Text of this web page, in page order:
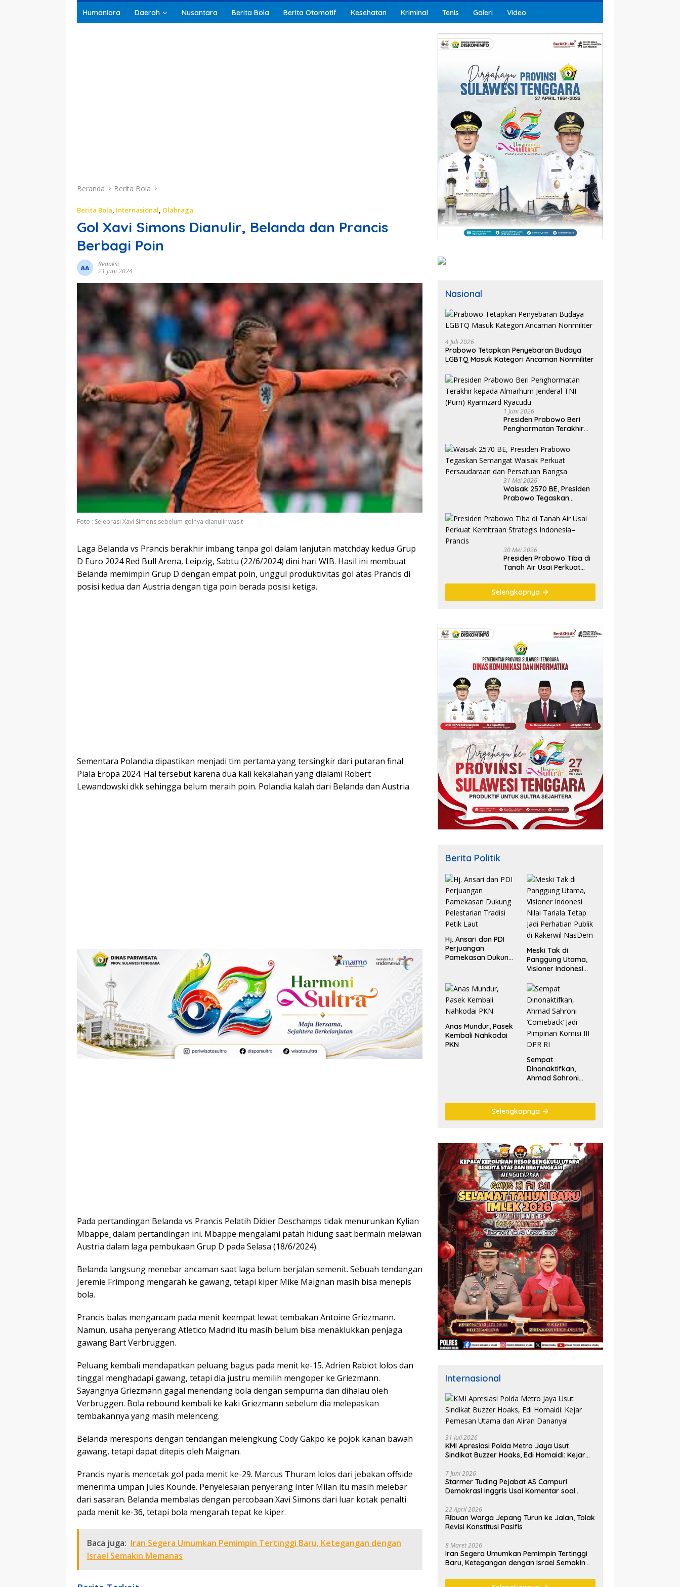
Humaniora Daerah Nusantara Berita Bola Berita Otomotif Kesehatan Kriminal Tenis Galeri Video
Beranda Berita Bola
Berita Bola Internasional Olahraga
Gol Xavi Simons Dianulir, Belanda dan Prancis
Berbagi Poin
Redaksi
21 Juni 2024
Foto : Selebrasi Xavi Simons sebelum golnya dianulir wasit
Laga Belanda vs Prancis berakhir imbang tanpa gol dalam lanjutan matchday kedua Grup
D Euro 2024 Red Bull Arena, Leipzig, Sabtu (22/6/2024) dini hari WIB. Hasil ini membuat
Belanda memimpin Grup D dengan empat poin, unggul produktivitas gol atas Prancis di
posisi kedua dan Austria dengan tiga poin berada posisi ketiga.
Sementara Polandia dipastikan menjadi tim pertama yang tersingkir dari putaran final
Piala Eropa 2024. Hal tersebut karena dua kali kekalahan yang dialami Robert
Lewandowski dkk sehingga belum meraih poin. Polandia kalah dari Belanda dan Austria.
Pada pertandingan Belanda vs Prancis Pelatih Didier Deschamps tidak menurunkan Kylian
Mbappe dalam pertandingan ini. Mbappe mengalami patah hidung saat bermain melawan
Austria dalam laga pembukaan Grup D pada Selasa (18/6/2024).
Belanda langsung menebar ancaman saat laga belum berjalan semenit. Sebuah tendangan
Jeremie Frimpong mengarah ke gawang, tetapi kiper Mike Maignan masih bisa menepis
bola.
Prancis balas mengancam pada menit keempat lewat tembakan Antoine Griezmann.
Namun, usaha penyerang Atletico Madrid itu masih belum bisa menaklukkan penjaga
gawang Bart Verbruggen.
Peluang kembali mendapatkan peluang bagus pada menit ke-15. Adrien Rabiot lolos dan
tinggal menghadapi gawang, tetapi dia justru memilih mengoper ke Griezmann.
Sayangnya Griezmann gagal menendang bola dengan sempurna dan dihalau oleh
Verbruggen. Bola rebound kembali ke kaki Griezmann sebelum dia melepaskan
tembakannya yang masih melenceng.
Belanda merespons dengan tendangan melengkung Cody Gakpo ke pojok kanan bawah
gawang, tetapi dapat ditepis oleh Maignan.
Prancis nyaris mencetak gol pada menit ke-29. Marcus Thuram lolos dari jebakan offside
menerima umpan Jules Kounde. Penyelesaian penyerang Inter Milan itu masih melebar
dari sasaran. Belanda membalas dengan percobaan Xavi Simons dari luar kotak penalti
pada menit ke-36, tetapi bola mengarah tepat ke kiper.
Baca juga: Iran Segera Umumkan Pemimpin Tertinggi Baru, Ketegangan dengan
Israel Semakin Memanas
Nasional
4 Juli 2026
Prabowo Tetapkan Penyebaran Budaya
LGBTQ Masuk Kategori Ancaman Nonmiliter
1 Juni 2026
Presiden Prabowo Beri
Penghormatan Terakhir
Jenderal TNI (Purn)
Ryamizard Ryacudu
31 Mei 2026
Waisak 2570 BE, Presiden
Prabowo Tegaskan
Persaudaraan dan
Persatuan Bangsa
30 Mei 2026
Presiden Prabowo Tiba di
Tanah Air Usai Perkuat
Indonesia–Prancis
Selengkapnya
Berita Politik
Hj. Ansari dan PDI
Perjuangan
Pamekasan Dukung
Meski Tak di
Panggung Utama,
Visioner Indonesi
Jadi Perhatian
Publik di Rakerwil
NasDem
Anas Mundur, Pasek
Kembali Nahkodai
PKN
Sempat
Dinonaktifkan,
Ahmad Sahroni
DPR RI
Selengkapnya
Internasional
31 Juli 2026
KMI Apresiasi Polda Metro Jaya Usut
Sindikat Buzzer Hoaks, Edi Homaidi: Kejar
7 Juni 2026
Starmer Tuding Pejabat AS Campuri
Demokrasi Inggris Usai Komentar soal
22 April 2026
Ribuan Warga Jepang Turun ke Jalan, Tolak
Revisi Konstitusi Pasifis
8 Maret 2026
Iran Segera Umumkan Pemimpin Tertinggi
Baru, Ketegangan dengan Israel Semakin